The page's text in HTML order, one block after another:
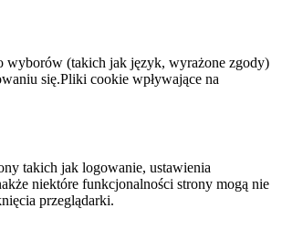
wyborów (takich jak język, wyrażone zgody)
się.Pliki cookie wpływające na
takich jak logowanie, ustawienia
niektóre funkcjonalności strony mogą nie
przeglądarki.